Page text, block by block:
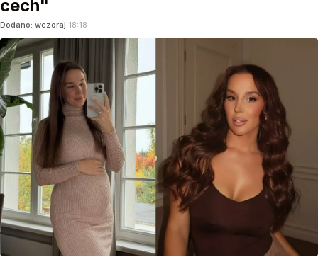
cech"
Dodano: wczoraj 18:18